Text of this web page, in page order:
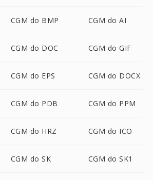
CGM do BMP CGM do AI
CGM do DOC CGM do GIF
CGM do EPS CGM do DOCX
CGM do PDB CGM do PPM
CGM do HRZ CGM do ICO
CGM do SK CGM do SK1